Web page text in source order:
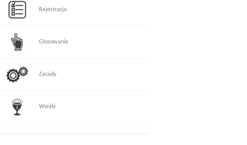
Rejestracja
Głosowanie
Zasady
Wyniki